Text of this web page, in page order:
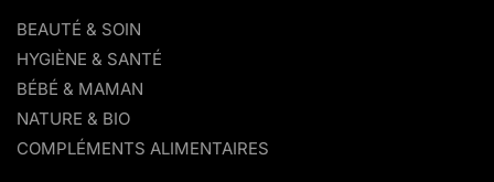
BEAUTÉ & SOIN
HYGIÈNE & SANTÉ
BÉBÉ & MAMAN
NATURE & BIO
COMPLÉMENTS ALIMENTAIRES